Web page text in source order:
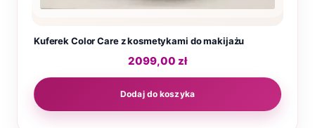
Kuferek Color Care z kosmetykami do makijażu
2099,00 zł
Dodaj do koszyka